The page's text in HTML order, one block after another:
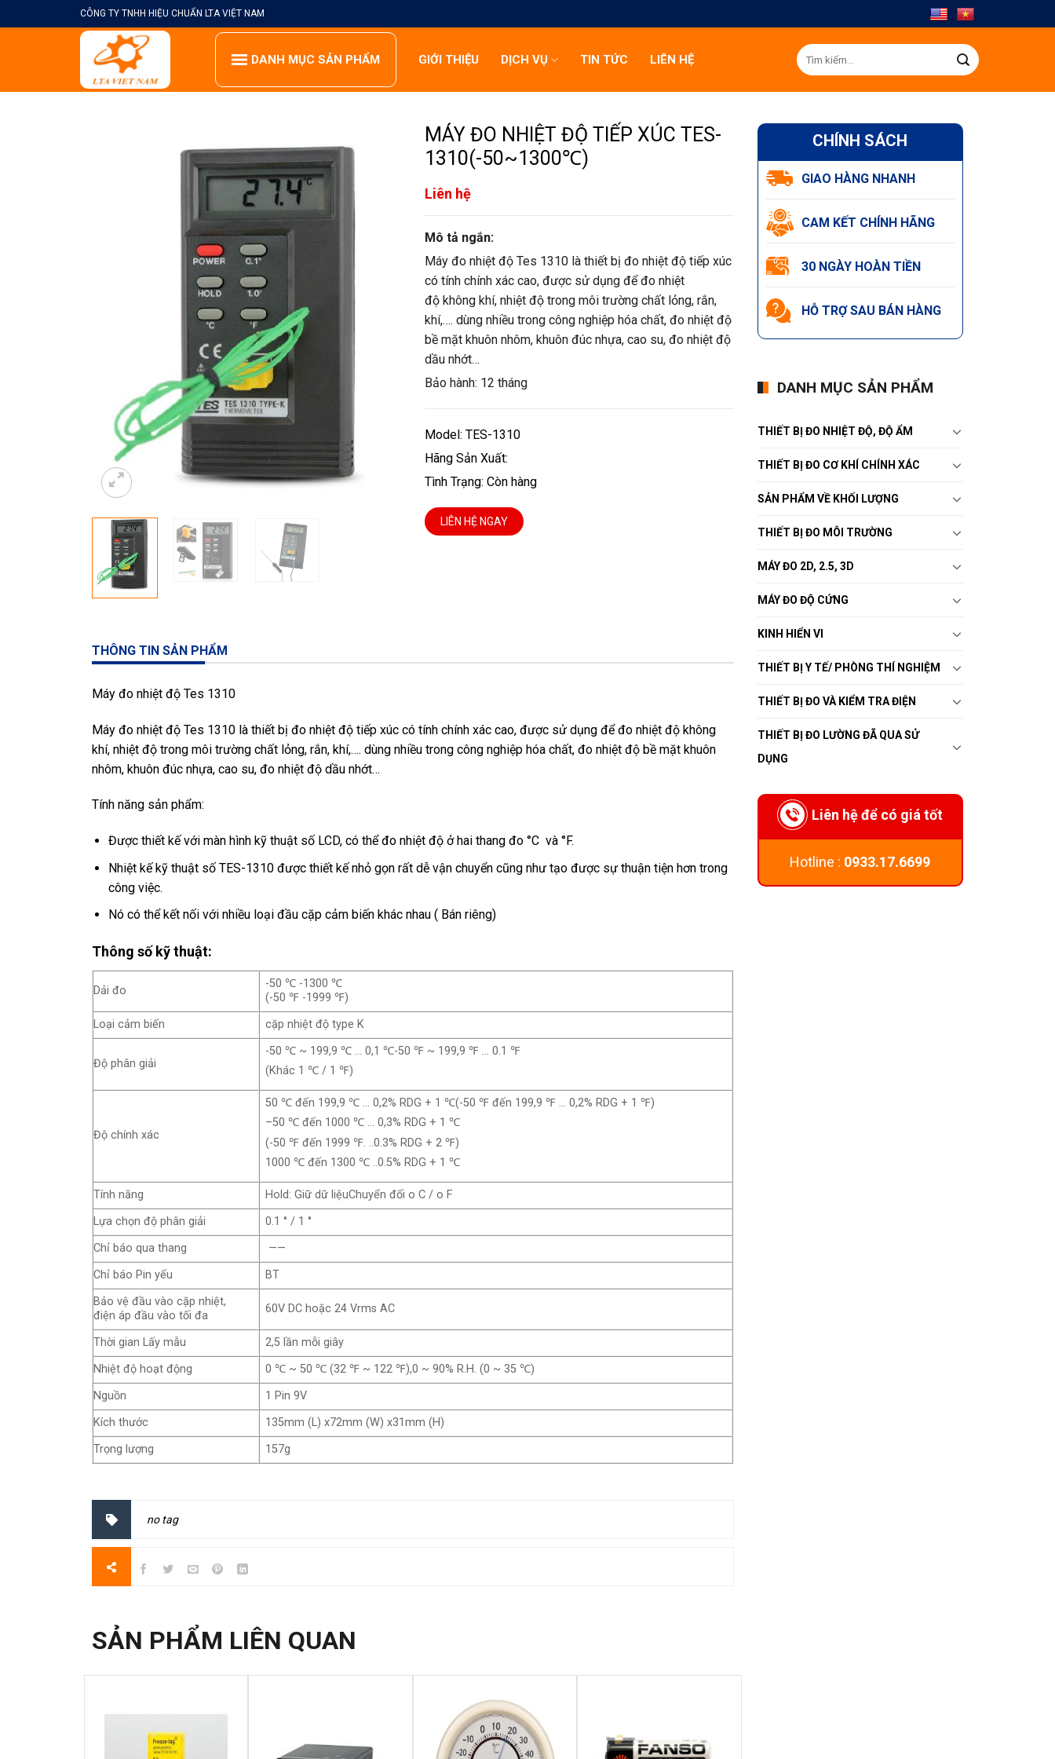
to
CÔNG TY TNHH HIỆU CHUẨN LTA VIỆT NAM
DANH MỤC SẢN PHẨM GIỚI THIỆU DỊCH VỤ TIN TỨC LIÊN HỆ
Tìm
kiếm:
CHÍNH SÁCH
GIAO HÀNG NHANH
CAM KẾT CHÍNH HÃNG
30 NGÀY HOÀN TIỀN
HỖ TRỢ SAU BÁN HÀNG
DANH MỤC SẢN PHẨM
THIẾT BỊ ĐO NHIỆT ĐỘ, ĐỘ ẨM
THIẾT BỊ ĐO CƠ KHÍ CHÍNH XÁC
SẢN PHẨM VỀ KHỐI LƯỢNG
THIẾT BỊ ĐO MÔI TRƯỜNG
MÁY ĐO 2D, 2.5, 3D
MÁY ĐO ĐỘ CỨNG
KINH HIỂN VI
THIẾT BỊ Y TẾ/ PHÒNG THÍ NGHIỆM
THIẾT BỊ ĐO VÀ KIỂM TRA ĐIỆN
THIẾT BỊ ĐO LƯỜNG ĐÃ QUA SỬ
DỤNG
Liên hệ để có giá tốt
Hotline : 0933.17.6699
MÁY ĐO NHIỆT ĐỘ TIẾP XÚC TES-
1310(-50~1300℃)
Liên hệ
Mô tả ngắn:
Máy đo nhiệt độ Tes 1310 là thiết bị đo nhiệt độ tiếp xúc
có tính chính xác cao, được sử dụng để đo nhiệt
độ không khí, nhiệt độ trong môi trường chất lỏng, rắn,
khí,…. dùng nhiều trong công nghiệp hóa chất, đo nhiệt độ
bề mặt khuôn nhôm, khuôn đúc nhựa, cao su, đo nhiệt độ
dầu nhớt…
Bảo hành: 12 tháng
Model: TES-1310
Hãng Sản Xuất:
Tình Trạng: Còn hàng
LIÊN HỆ NGAY
THÔNG TIN SẢN PHẨM
Máy đo nhiệt độ Tes 1310
Máy đo nhiệt độ Tes 1310 là thiết bị đo nhiệt độ tiếp xúc có tính chính xác cao, được sử dụng để đo nhiệt độ không
khí, nhiệt độ trong môi trường chất lỏng, rắn, khí,…. dùng nhiều trong công nghiệp hóa chất, đo nhiệt độ bề mặt khuôn
nhôm, khuôn đúc nhựa, cao su, đo nhiệt độ dầu nhớt…
Tính năng sản phẩm:
Được thiết kế với màn hình kỹ thuật số LCD, có thể đo nhiệt độ ở hai thang đo °C và °F.
Nhiệt kế kỹ thuật số TES-1310 được thiết kế nhỏ gọn rất dễ vận chuyển cũng như tạo được sự thuận tiện hơn trong
công việc.
Nó có thể kết nối với nhiều loại đầu cặp cảm biến khác nhau ( Bán riêng)
Thông số kỹ thuật:
Dải đo
-50 ℃ -1300 ℃
(-50 ℉ -1999 ℉)
Loại cảm biến
cặp nhiệt độ type K
Độ phân giải
-50 ℃ ~ 199,9 ℃ … 0,1 ℃-50 ℉ ~ 199,9 ℉ … 0.1 ℉
(Khác 1 ℃ / 1 ℉)
Độ chính xác
50 ℃ đến 199,9 ℃ … 0,2% RDG + 1 ℃(-50 ℉ đến 199,9 ℉ … 0,2% RDG + 1 ℉)
–50 ℃ đến 1000 ℃ … 0,3% RDG + 1 ℃
(-50 ℉ đến 1999 ℉. ..0.3% RDG + 2 ℉)
1000 ℃ đến 1300 ℃ ..0.5% RDG + 1 ℃
Tính năng
Hold: Giữ dữ liệuChuyển đổi o C / o F
Lựa chọn độ phân giải
0.1 ° / 1 °
Chỉ báo qua thang
——
Chỉ báo Pin yếu
BT
Bảo vệ đầu vào cặp nhiệt,
điện áp đầu vào tối đa
60V DC hoặc 24 Vrms AC
Thời gian Lấy mẫu
2,5 lần mỗi giây
Nhiệt độ hoạt động
0 ℃ ~ 50 ℃ (32 ℉ ~ 122 ℉),0 ~ 90% R.H. (0 ~ 35 ℃)
Nguồn
1 Pin 9V
Kích thước
135mm (L) x72mm (W) x31mm (H)
Trọng lượng
157g
no tag
SẢN PHẨM LIÊN QUAN